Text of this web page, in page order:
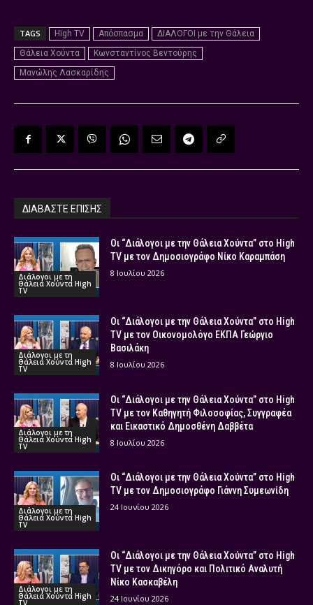
TAGS High TV Απόσπασμα
ΔΙΑΛΟΓΟΙ με την Θάλεια
Θάλεια Χούντα
Κωνσταντίνος Βεντούρης
Μανώλης Λασκαρίδης
ΔΙΑΒΑΣΤΕ ΕΠΙΣΗΣ
Διάλογοι με τη
Θάλεια Χούντα High
TV
Οι “Διάλογοι με την Θάλεια Χούντα” στο High
TV με τον Δημοσιογράφο Νίκο Καραμπάση
8 Ιουλίου 2026
Διάλογοι με τη
Θάλεια Χούντα High
TV
Οι “Διάλογοι με την Θάλεια Χούντα” στο High
TV με τον Οικονομολόγο ΕΚΠΑ Γεώργιο
Βασιλάκη
8 Ιουλίου 2026
Διάλογοι με τη
Θάλεια Χούντα High
TV
Οι “Διάλογοι με την Θάλεια Χούντα” στο High
TV με τον Καθηγητή Φιλοσοφίας, Συγγραφέα
και Εικαστικό Δημοσθένη Δαββέτα
8 Ιουλίου 2026
Διάλογοι με τη
Θάλεια Χούντα High
TV
Οι “Διάλογοι με την Θάλεια Χούντα” στο High
TV με τον Δημοσιογράφο Γιάννη Συμεωνίδη
24 Ιουνίου 2026
Διάλογοι με τη
Θάλεια Χούντα High
TV
Οι “Διάλογοι με την Θάλεια Χούντα” στο High
TV με τον Δικηγόρο και Πολιτικό Αναλυτή
Νίκο Κασκαβέλη
24 Ιουνίου 2026